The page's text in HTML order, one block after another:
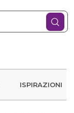
ISPIRAZIONI